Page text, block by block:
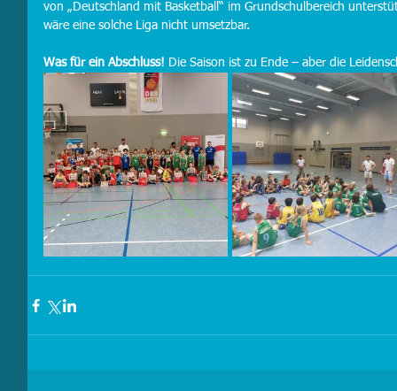
von „Deutschland mit Basketball“ im Grundschulbereich
wäre eine solche Liga nicht umsetzbar.
Was für ein Abschluss! Die Saison ist zu Ende – aber die